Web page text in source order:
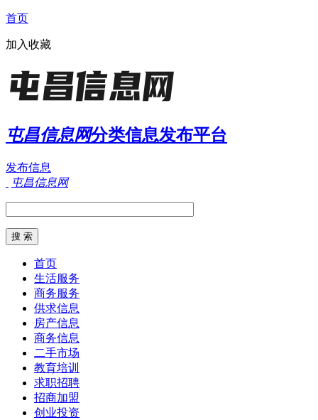
首页
加入收藏
屯昌信息网分类信息发布平台
发布信息
屯昌信息网
首页
生活服务
商务服务
供求信息
房产信息
商务信息
二手市场
教育培训
求职招聘
招商加盟
创业投资